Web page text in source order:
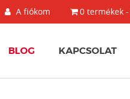
A fiókom 0 termékek
BLOG KAPCSOLAT